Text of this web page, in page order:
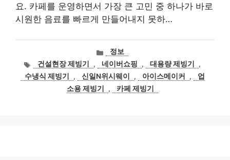
요. 카페를 운영하면서 가장 큰 고민 중 하나가 바로
시원한 음료를 빠르게 만들어내지 못하…
카
테
고
리
정보
태
그
건설현장 제빙기 , 네이버쇼핑 , 대용량 제빙기
,
수냉식 제빙기
, 신일N위시웨이 , 아이스메이커 ,
업
소용 제빙기
, 카페 제빙기